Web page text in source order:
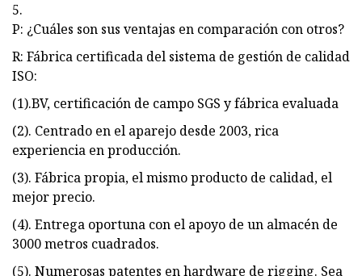
5.
P: ¿Cuáles son sus ventajas en comparación con otros?
R: Fábrica certificada del sistema de gestión de calidad
ISO:
(1).BV, certificación de campo SGS y fábrica evaluada
(2). Centrado en el aparejo desde 2003, rica
experiencia en producción.
(3). Fábrica propia, el mismo producto de calidad, el
mejor precio.
(4). Entrega oportuna con el apoyo de un almacén de
3000 metros cuadrados.
(5). Numerosas patentes en hardware de rigging. Sea